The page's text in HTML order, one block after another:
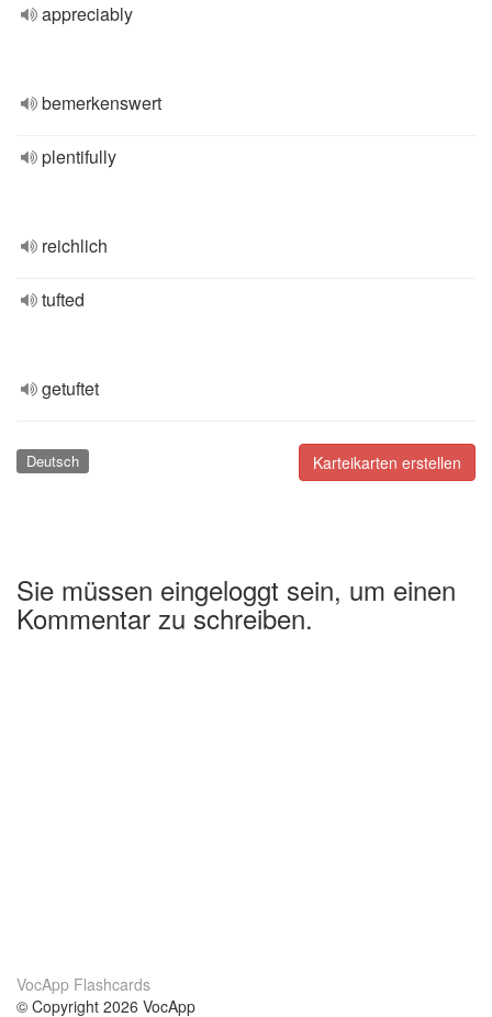
appreciably
bemerkenswert
plentifully
reichlich
tufted
getuftet
Karteikarten erstellen
Deutsch
Sie müssen eingeloggt sein, um einen
Kommentar zu schreiben.
VocApp Flashcards
© Copyright 2026 VocApp